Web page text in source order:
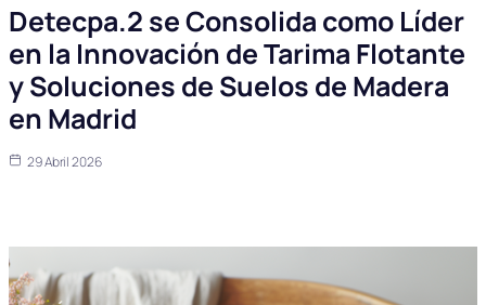
Detecpa.2 se Consolida como Líder
en la Innovación de Tarima Flotante
y Soluciones de Suelos de Madera
en Madrid
29 Abril 2026